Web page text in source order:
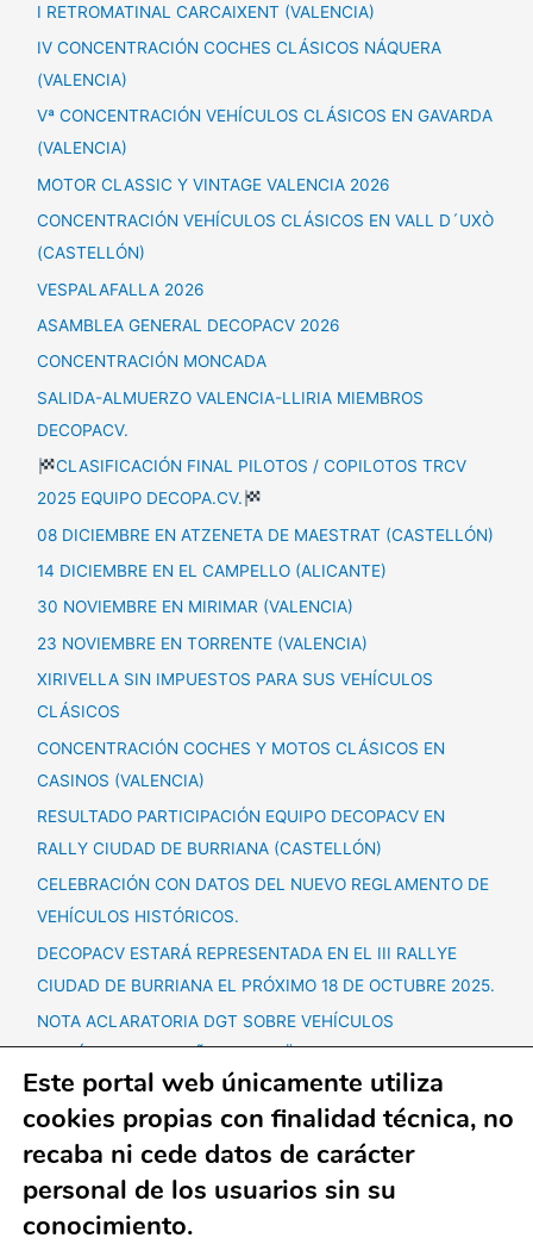
I RETROMATINAL CARCAIXENT (VALENCIA)
IV CONCENTRACIÓN COCHES CLÁSICOS NÁQUERA
(VALENCIA)
Vª CONCENTRACIÓN VEHÍCULOS CLÁSICOS EN GAVARDA
(VALENCIA)
MOTOR CLASSIC Y VINTAGE VALENCIA 2026
CONCENTRACIÓN VEHÍCULOS CLÁSICOS EN VALL D´UXÒ
(CASTELLÓN)
VESPALAFALLA 2026
ASAMBLEA GENERAL DECOPACV 2026
CONCENTRACIÓN MONCADA
SALIDA-ALMUERZO VALENCIA-LLIRIA MIEMBROS
DECOPACV.
CLASIFICACIÓN FINAL PILOTOS / COPILOTOS TRCV
2025 EQUIPO DECOPA.CV.
08 DICIEMBRE EN ATZENETA DE MAESTRAT (CASTELLÓN)
14 DICIEMBRE EN EL CAMPELLO (ALICANTE)
30 NOVIEMBRE EN MIRIMAR (VALENCIA)
23 NOVIEMBRE EN TORRENTE (VALENCIA)
XIRIVELLA SIN IMPUESTOS PARA SUS VEHÍCULOS
CLÁSICOS
CONCENTRACIÓN COCHES Y MOTOS CLÁSICOS EN
CASINOS (VALENCIA)
RESULTADO PARTICIPACIÓN EQUIPO DECOPACV EN
RALLY CIUDAD DE BURRIANA (CASTELLÓN)
CELEBRACIÓN CON DATOS DEL NUEVO REGLAMENTO DE
VEHÍCULOS HISTÓRICOS.
DECOPACV ESTARÁ REPRESENTADA EN EL III RALLYE
CIUDAD DE BURRIANA EL PRÓXIMO 18 DE OCTUBRE 2025.
NOTA ACLARATORIA DGT SOBRE VEHÍCULOS
HISTÓRICOS + 60 AÑOS ANTIGÜEDAD.
CONCENTRACIÓN VEHÍCULOS CLÁSICOS SÁBADO 25
OCTUBRE EN LLIRIA.
CONCENTRACIONES SEPTIEMBRE
Este portal web únicamente utiliza
cookies propias con finalidad técnica, no
recaba ni cede datos de carácter
personal de los usuarios sin su
conocimiento.